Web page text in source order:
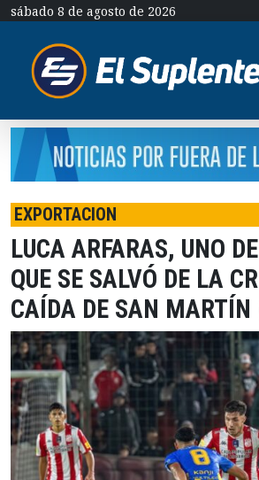
sábado 8 de agosto de 2026
EXPORTACION
LUCA ARFARAS, UNO
QUE SE SALVÓ DE LA
CAÍDA DE SAN